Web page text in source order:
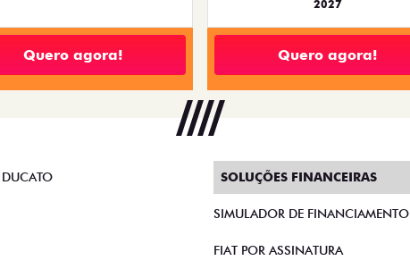
Quero agora!
2027
Quero agora!
SOLUÇÕES FINANCEIRAS
SIMULADOR DE FINANCIAMENTO
FIAT POR ASSINATURA